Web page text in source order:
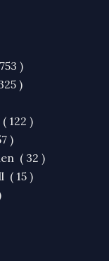
)
)
122 )
)
( 32 )
( 15 )